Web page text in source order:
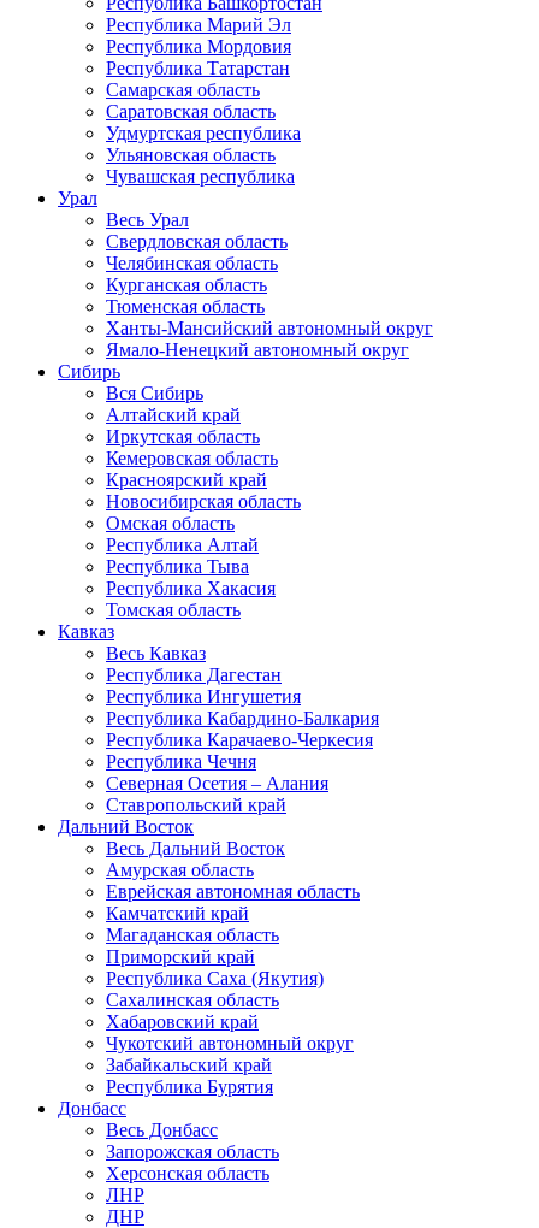
Республика Марий Эл
Республика Мордовия
Республика Татарстан
Самарская область
Саратовская область
Удмуртская республика
Ульяновская область
Чувашская республика
Урал
Весь Урал
Свердловская область
Челябинская область
Курганская область
Тюменская область
Ханты-Мансийский автономный округ
Ямало-Ненецкий автономный округ
Сибирь
Вся Сибирь
Алтайский край
Иркутская область
Кемеровская область
Красноярский край
Новосибирская область
Омская область
Республика Алтай
Республика Тыва
Республика Хакасия
Томская область
Кавказ
Весь Кавказ
Республика Дагестан
Республика Ингушетия
Республика Кабардино-Балкария
Республика Карачаево-Черкесия
Республика Чечня
Северная Осетия – Алания
Ставропольский край
Дальний Восток
Весь Дальний Восток
Амурская область
Еврейская автономная область
Камчатский край
Магаданская область
Приморский край
Республика Саха (Якутия)
Сахалинская область
Хабаровский край
Чукотский автономный округ
Забайкальский край
Республика Бурятия
Донбасс
Весь Донбасс
Запорожская область
Херсонская область
ЛНР
ДНР